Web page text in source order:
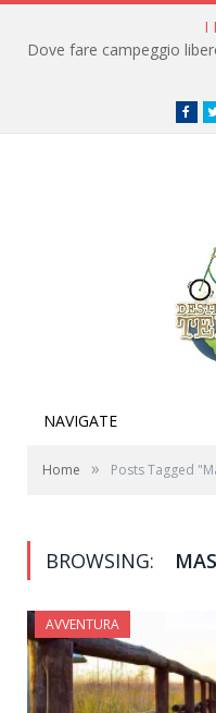
I
NAVIGATE
Home » Posts Tagged
BROWSING:
AVVENTURA